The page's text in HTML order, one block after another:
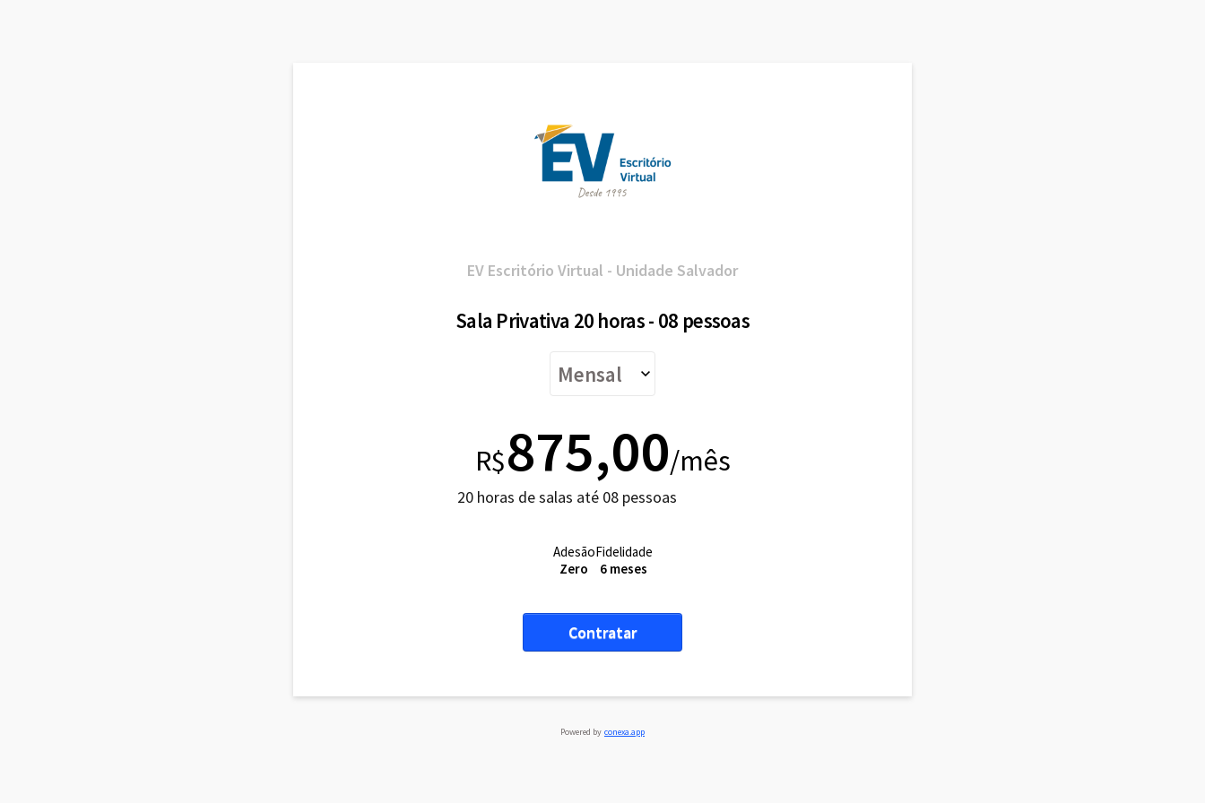
EV Escritório Virtual - Unidade Salvador
Sala Privativa 20 horas - 08 pessoas
R$875,00/mês
20 horas de salas até 08 pessoas
Adesão
Zero
Fidelidade
6 meses
Contratar
Powered by conexa.app